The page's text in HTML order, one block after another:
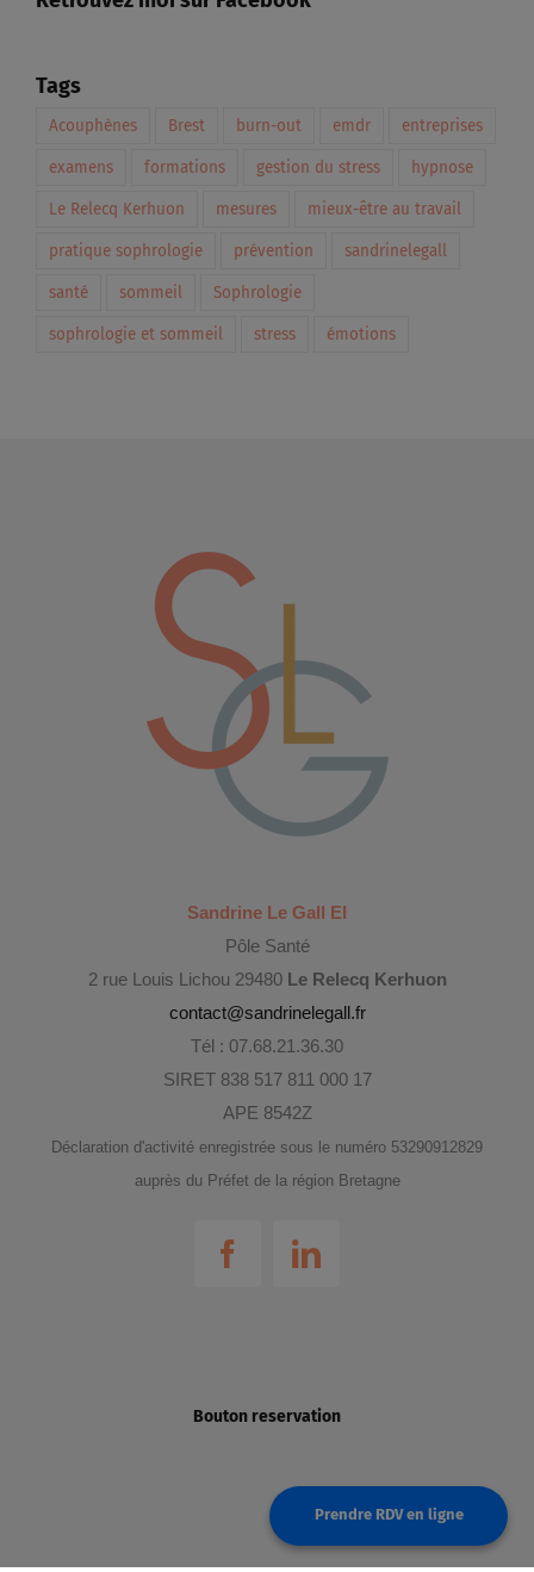
Tags
Acouphènes Brest burn-out emdr entreprises
examens formations gestion du stress hypnose
Le Relecq Kerhuon mesures mieux-être au travail
pratique sophrologie prévention sandrinelegall
santé sommeil Sophrologie
sophrologie et sommeil stress émotions
Sandrine Le Gall EI
Pôle Santé
2 rue Louis Lichou 29480 Le Relecq Kerhuon
contact@sandrinelegall.fr
Tél : 07.68.21.36.30
SIRET 838 517 811 000 17
APE 8542Z
Déclaration d'activité enregistrée sous le numéro 53290912829
auprès du Préfet de la région Bretagne
Bouton reservation
Prendre RDV en ligne